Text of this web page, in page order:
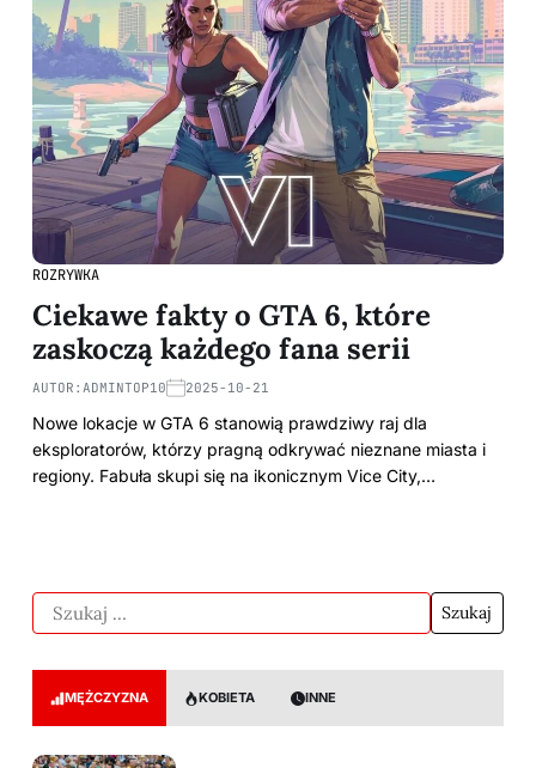
ROZRYWKA
Ciekawe fakty o GTA 6, które
zaskoczą każdego fana serii
AUTOR: ADMINTOP10 2025-10-21
Nowe lokacje w GTA 6 stanowią prawdziwy raj dla
eksploratorów, którzy pragną odkrywać nieznane miasta i
regiony. Fabuła skupi się na ikonicznym Vice City,…
MĘŻCZYZNA KOBIETA INNE